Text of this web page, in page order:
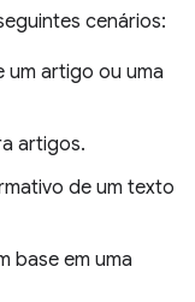
cenários:
um artigo ou uma
artigos.
de um texto
base em uma